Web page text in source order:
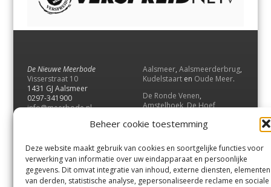
Beheer cookie toestemming
Deze website maakt gebruik van cookies en soortgelijke functies voor
verwerking van informatie over uw eindapparaat en persoonlijke
gegevens. Dit omvat integratie van inhoud, externe diensten, elementen
van derden, statistische analyse, gepersonaliseerde reclame en sociale
De Nieuwe Meerbode
Visserstraat 10
1431 GJ Aalsmeer
0297-341900
info@meerbode.nl
Aalsmeer, Aalsmeerderbrug,
Kudelstaart en Oude Meer.
De Ronde Venen,
Amstelhoek,De Hoef,
Vrouwenakker,Waverveen
UithoornenDe Kwakel.